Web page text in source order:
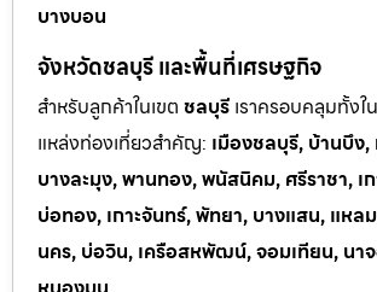
บางบอน
จังหวัดชลบุรี และพื้นที่เศรษฐกิจ
สำหรับลูกค้าในเขต ชลบุรี เราครอบคลุมทั้งใ
แหล่งท่องเที่ยวสำคัญ: เมืองชลบุรี, บ้านบึง
บางละมุง, พานทอง, พนัสนิคม, ศรีราชา, เ
บ่อทอง, เกาะจันทร์, พัทยา, บางแสน, แหล
นคร, บ่อวิน, เครือสหพัฒน์, จอมเทียน, นา